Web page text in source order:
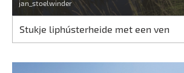
jan_stoelwinder
Stukje liphústerheide met een ven